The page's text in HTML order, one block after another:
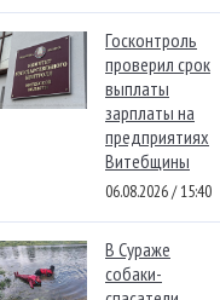
Госконтроль
проверил срок
выплаты
зарплаты на
предприятиях
Витебщины
06.08.2026 / 15:40
В Сураже
собаки-